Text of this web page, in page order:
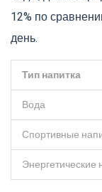
12% по
день.
Тип напитка
Вода
Спортивные
Энергетические